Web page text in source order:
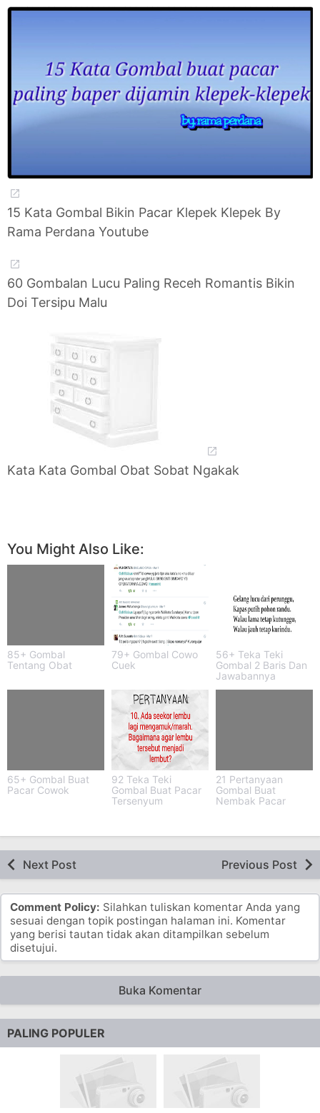
15 Kata Gombal Bikin Pacar Klepek Klepek By
Rama Perdana Youtube
60 Gombalan Lucu Paling Receh Romantis Bikin
Doi Tersipu Malu
Kata Kata Gombal Obat Sobat Ngakak
You Might Also Like:
85+ Gombal
Tentang Obat
79+ Gombal Cowo
Cuek
56+ Teka Teki
Gombal 2 Baris Dan
Jawabannya
65+ Gombal Buat
Pacar Cowok
92 Teka Teki
Gombal Buat Pacar
Tersenyum
21 Pertanyaan
Gombal Buat
Nembak Pacar
Next Post Previous Post
Comment Policy: Silahkan tuliskan komentar Anda yang
sesuai dengan topik postingan halaman ini. Komentar
yang berisi tautan tidak akan ditampilkan sebelum
disetujui.
Buka Komentar
PALING POPULER